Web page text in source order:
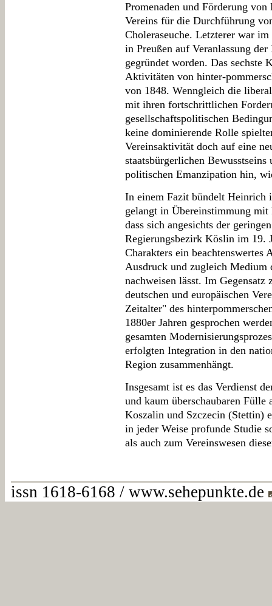
Promenaden und Förderung
Vereins für die Durchführung
Choleraseuche. Letzterer war
in Preußen auf Veranlassung
gegründet worden. Das sechste
Aktivitäten von hinter-
von 1848. Wenngleich die
mit ihren fortschrittlichen
gesellschaftspolitischen
keine dominierende Rolle
Vereinsaktivität doch auf eine
staatsbürgerlichen
politischen Emanzipation hin,
In einem Fazit bündelt Heinrich
gelangt in Übereinstimmung
dass sich angesichts der
Regierungsbezirk Köslin im 19.
Charakters ein
Ausdruck und zugleich Medium
nachweisen lässt. Im
deutschen und europäischen
Zeitalter" des
1880er Jahren gesprochen
gesamten
erfolgten Integration in den
Region zusammenhängt.
Insgesamt ist es das Verdienst
und kaum überschaubaren
Koszalin und Szczecin (Stettin)
in jeder Weise profunde Studie
als auch zum Vereinswesen
issn 1618-6168 / www.sehepunkte.de